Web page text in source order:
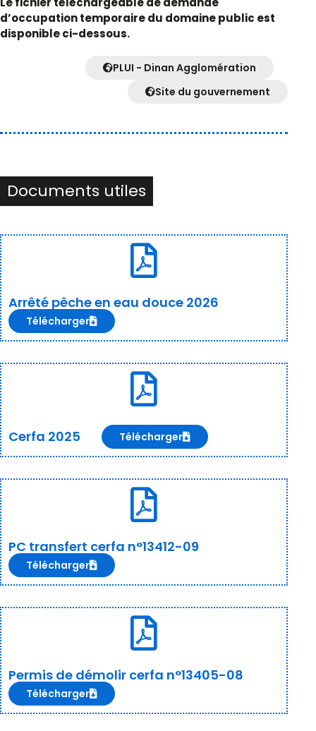
d’occupation temporaire du domaine public est
disponible ci-dessous.
PLUI - Dinan Agglomération
Site du gouvernement
Documents utiles
Arrêté pêche en eau douce 2026
Télécharger
Cerfa 2025 Télécharger
PC transfert cerfa n°13412-09
Télécharger
Permis de démolir cerfa n°13405-08
Télécharger